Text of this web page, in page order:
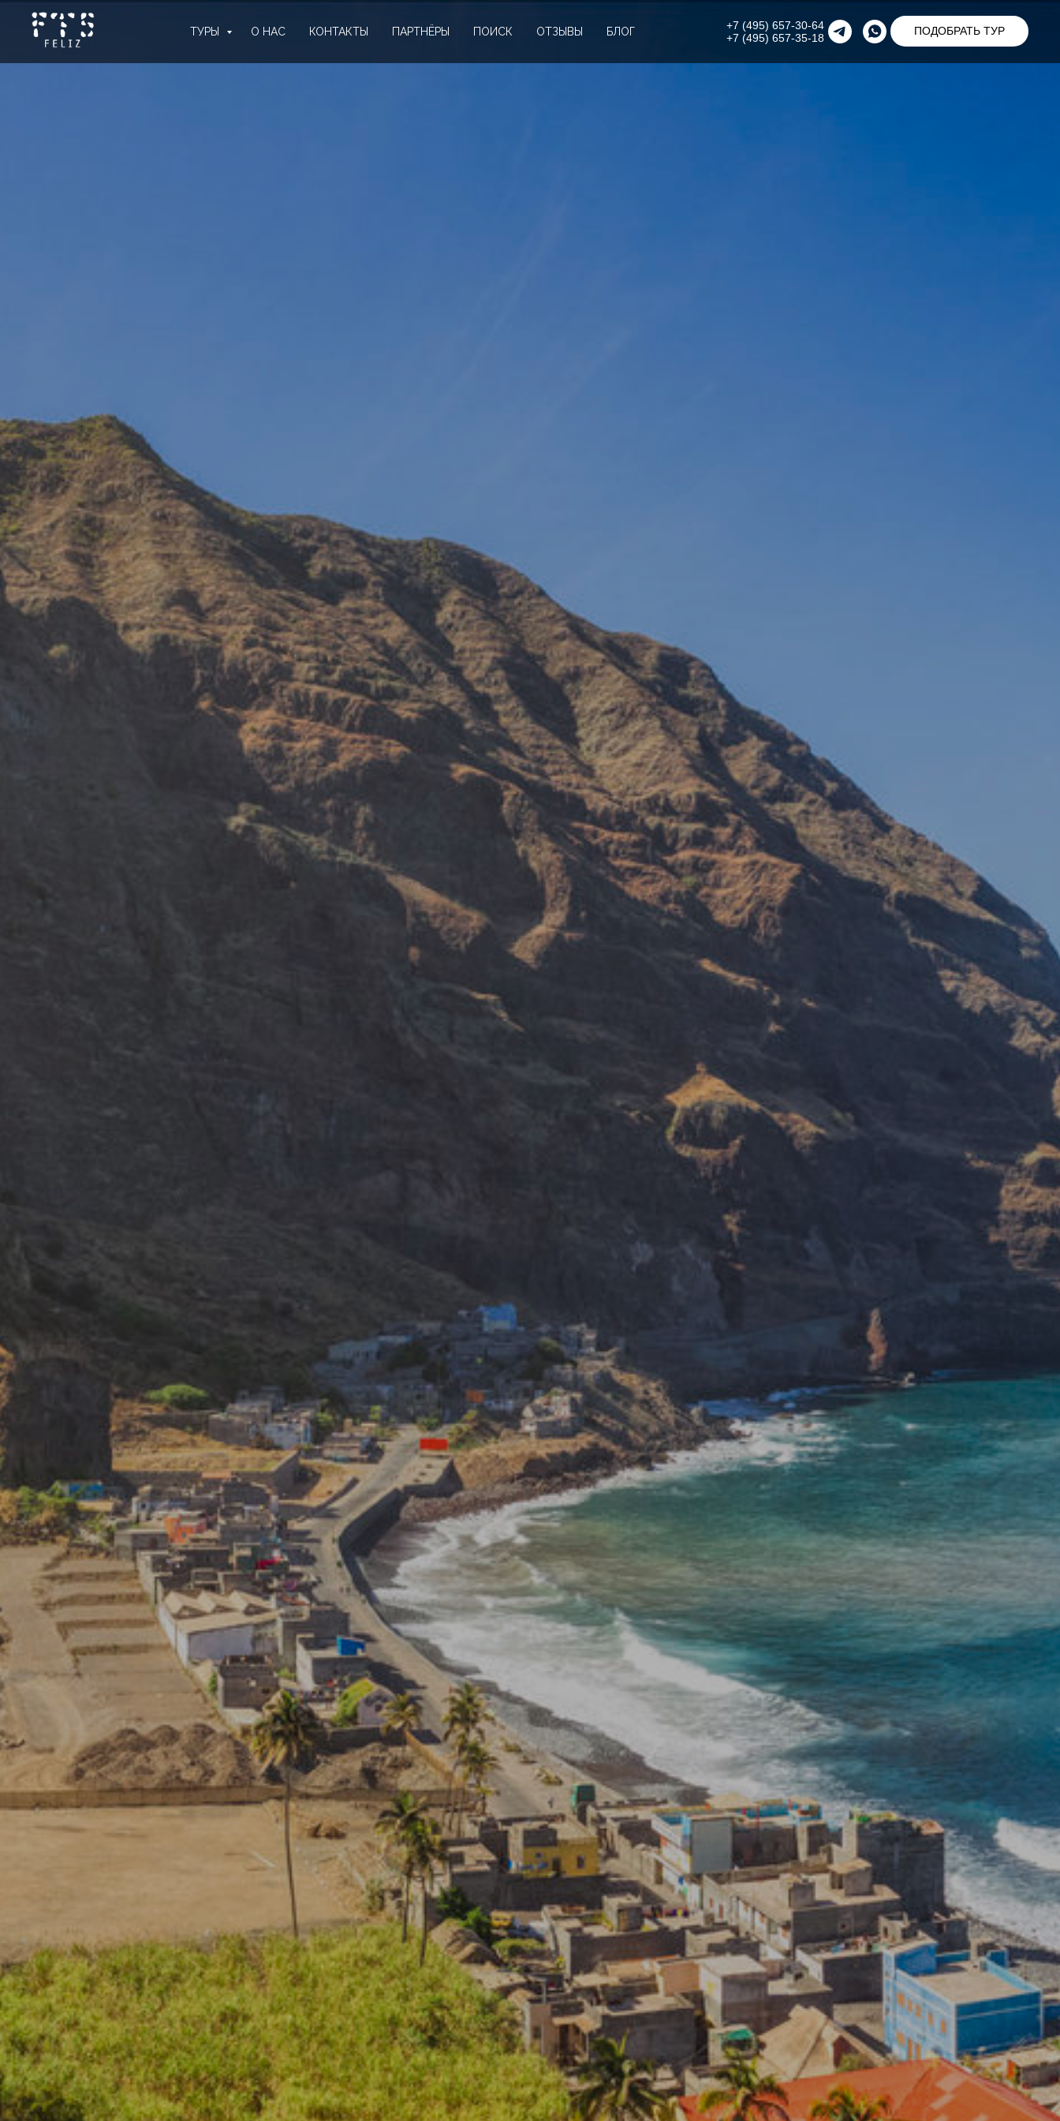
ТУРЫ О НАС КОНТАКТЫ ПАРТНЁРЫ ПОИСК ОТЗЫВЫ БЛОГ
+7 (495) 657-30-64
+7 (495) 657-35-18
ПОДОБРАТЬ ТУР